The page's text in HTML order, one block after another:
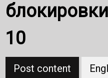
10
Post content